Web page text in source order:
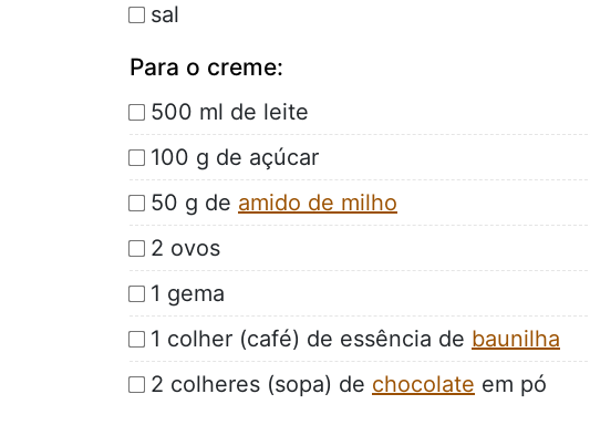
sal
Para o creme:
500 ml de leite
100 g de açúcar
50 g de amido de milho
2 ovos
1 gema
1 colher (café) de essência de baunilha
2 colheres (sopa) de chocolate em pó